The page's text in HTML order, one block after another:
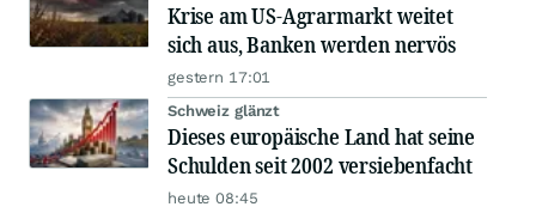
Krise am US-Agrarmarkt weitet
sich aus, Banken werden nervös
gestern 17:01
Schweiz glänzt
Dieses europäische Land hat seine
Schulden seit 2002 versiebenfacht
heute 08:45